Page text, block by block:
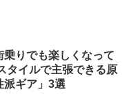
乗りでも楽しくなって
タイルで主張できる原
派ギア」3選